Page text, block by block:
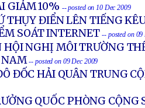
GIẢM 10% -- posted on 10 Dec 2009
THỤY ĐIỂN LÊN TIẾNG
SOÁT INTERNET -- posted on 09
HỘI NGHỊ MÔI TRƯỜNG
-- posted on 09 Dec 2009
ĐỐC HẢI QUÂN TRUNG
QUỐC PHÒNG